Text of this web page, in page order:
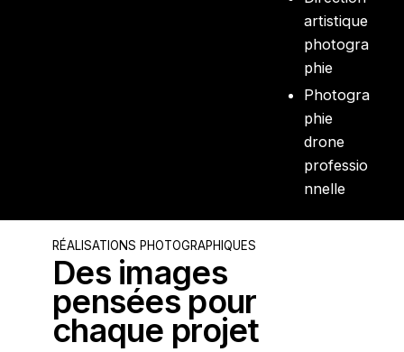
artistique
photogra
phie
Photogra
phie
drone
professio
nnelle
RÉALISATIONS PHOTOGRAPHIQUES
Des images
pensées pour
chaque projet